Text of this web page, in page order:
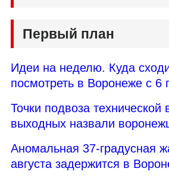
Первый план
Идеи на неделю. Куда
посмотреть в Воронеже с 6
Точки подвоза технической
выходных назвали
Аномальная 37-градусная
августа задержится в